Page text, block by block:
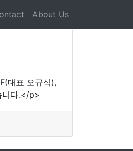
About Us
대표 오규식),
니다.</p>